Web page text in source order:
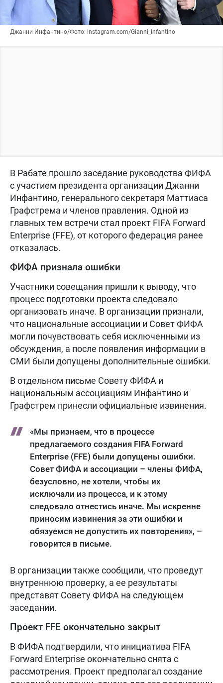
Джанни Инфантино/Фото: instagram.com/Gianni_Infantino
В Рабате прошло заседание руководства ФИФА
с участием президента организации Джанни
Инфантино, генерального секретаря Маттиаса
Графстрема и членов правления. Одной из
главных тем встречи стал проект FIFA Forward
Enterprise (FFE), от которого федерация ранее
отказалась.
ФИФА признала ошибки
Участники совещания пришли к выводу, что
процесс подготовки проекта следовало
организовать иначе. В организации признали,
что национальные ассоциации и Совет ФИФА
могли почувствовать себя исключенными из
обсуждения, а после появления информации в
СМИ были допущены дополнительные ошибки.
В отдельном письме Совету ФИФА и
национальным ассоциациям Инфантино и
Графстрем принесли официальные извинения.
«Мы признаем, что в процессе
предлагаемого создания FIFA Forward
Enterprise (FFE) были допущены ошибки.
Совет ФИФА и ассоциации – члены ФИФА,
безусловно, не хотели, чтобы их
исключали из процесса, и к этому
следовало отнестись иначе. Мы искренне
приносим извинения за эти ошибки и
обязуемся не допустить их повторения», –
говорится в письме.
В организации также сообщили, что проведут
внутреннюю проверку, а ее результаты
представят Совету ФИФА на следующем
заседании.
Проект FFE окончательно закрыт
В ФИФА подтвердили, что инициатива FIFA
Forward Enterprise окончательно снята с
рассмотрения. Проект предполагал создание